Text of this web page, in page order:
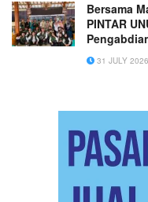
Bersama
PINTAR
31 JULY 2026